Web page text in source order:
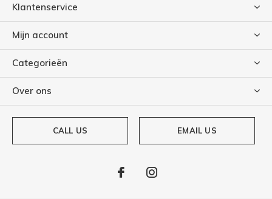
Klantenservice
Mijn account
Categorieën
Over ons
CALL US EMAIL US